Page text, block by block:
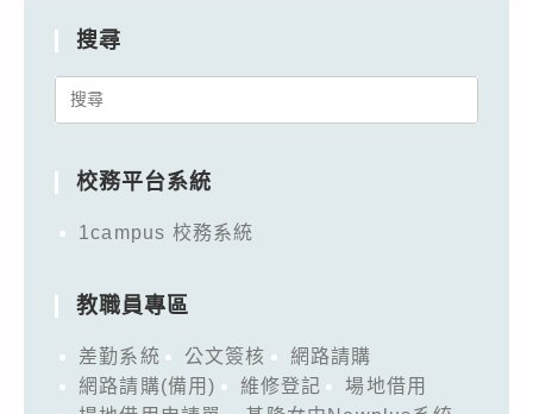
搜尋
Search
校務平台系統
1campus 校務系統
教職員專區
差勤系統 公文簽核
網路請購
網路請購(備用)
維修登記
場地借用